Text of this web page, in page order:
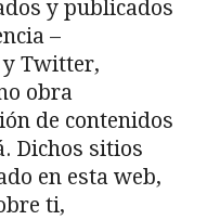
y publicados
–
y Twitter,
obra
de contenidos
Dichos sitios
en esta web,
ti,